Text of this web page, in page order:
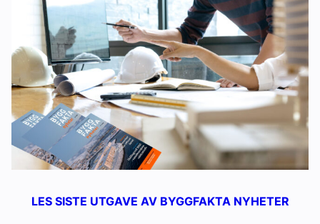
LES SISTE UTGAVE AV BYGGFAKTA NYHETER